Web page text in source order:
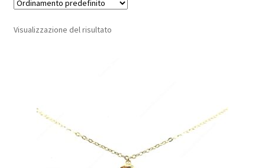
Visualizzazione del risultato